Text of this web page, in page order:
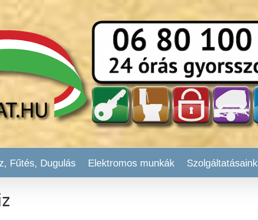
Fűtés, Dugulás Elektromos munkák Szolgáltatásaink